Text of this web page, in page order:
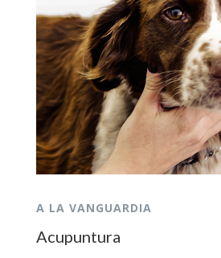
A LA VANGUARDIA
Acupuntura